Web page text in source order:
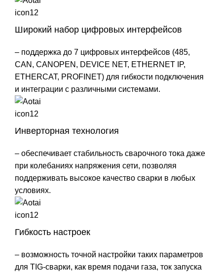
Широкий набор цифровых интерфейсов
– поддержка до 7 цифровых интерфейсов (485,
CAN, CANOPEN, DEVICE NET, ETHERNET IP,
ETHERCAT, PROFINET) для гибкости подключения
и интеграции с различными системами.
Инверторная технология
– обеспечивает стабильность сварочного тока даже
при колебаниях напряжения сети, позволяя
поддерживать высокое качество сварки в любых
условиях.
Гибкость настроек
– возможность точной настройки таких параметров
для TIG-сварки, как время подачи газа, ток запуска